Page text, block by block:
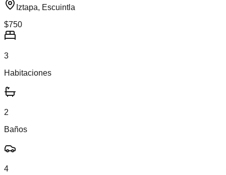
Iztapa, Escuintla
$750
3
Habitaciones
2
Baños
4